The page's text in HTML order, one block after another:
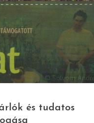
© Sólyom
és tudatos